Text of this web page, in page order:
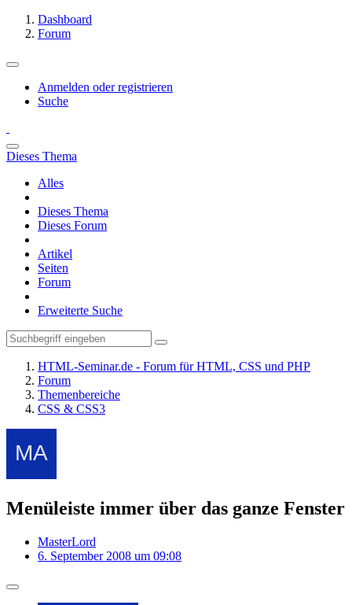
Dashboard
Forum
Anmelden oder registrieren
Suche
Dieses Thema
Alles
Dieses Thema
Dieses Forum
Artikel
Seiten
Forum
Erweiterte Suche
HTML-Seminar.de - Forum für HTML, CSS und PHP
Forum
Themenbereiche
CSS & CSS3
Menüleiste immer über das ganze Fenster
MasterLord
6. September 2008 um 09:08